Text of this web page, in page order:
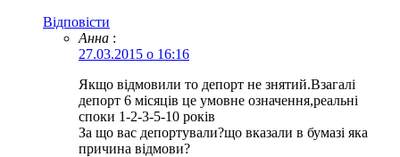
Відповіcти
Анна :
27.03.2015 о 16:16
Якщо відмовили то депорт не знятий.Взагалі
депорт 6 місяців це умовне означення,реальні
споки 1-2-3-5-10 років
За що вас депортували?що вказали в бумазі яка
причина відмови?